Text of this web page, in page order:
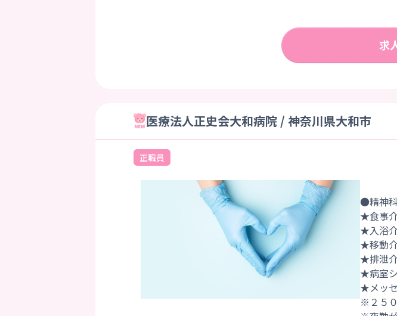
医療法人正史会大和病院 / 神奈川県大和市
正職員
●精神
★食事
★入浴
★移動
★排泄
★病室
★メッ
※２５